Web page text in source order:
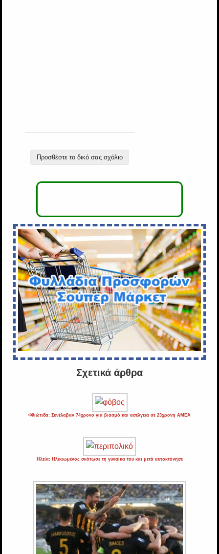
Προσθέστε το δικό σας σχόλιο
Σχετικά άρθρα
Φθιώτιδα: Συνέλαβαν 74χρονο για βιασμό και ασέλγεια σε 23χρονη ΑΜΕΑ
Ηλεία: Ηλικιωμένος σκότωσε τη γυναίκα του και μετά αυτοκτόνησε